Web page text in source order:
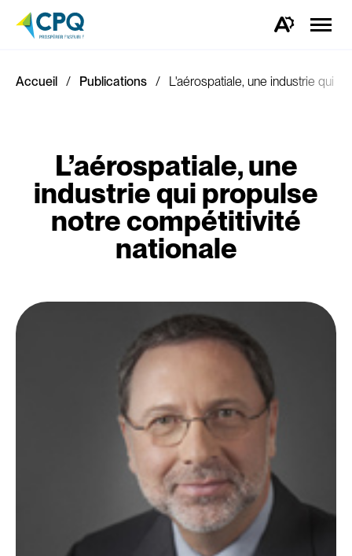
Ouvrez
d'accessibilité.
la
Accueil Publications L'aérospatiale, une industrie qui
L’aérospatiale, une
industrie qui propulse
notre compétitivité
nationale​